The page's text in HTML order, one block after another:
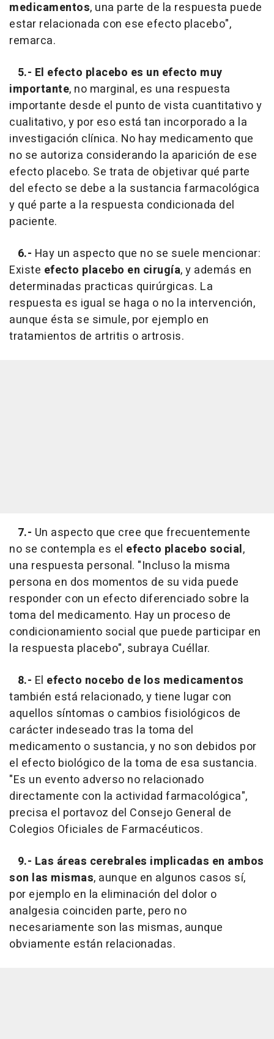
medicamentos, una parte de la respuesta puede
estar relacionada con ese efecto placebo",
remarca.
5.- El efecto placebo es un efecto muy
importante, no marginal, es una respuesta
importante desde el punto de vista cuantitativo y
cualitativo, y por eso está tan incorporado a la
investigación clínica. No hay medicamento que
no se autoriza considerando la aparición de ese
efecto placebo. Se trata de objetivar qué parte
del efecto se debe a la sustancia farmacológica
y qué parte a la respuesta condicionada del
paciente.
6.- Hay un aspecto que no se suele mencionar:
Existe efecto placebo en cirugía, y además en
determinadas practicas quirúrgicas. La
respuesta es igual se haga o no la intervención,
aunque ésta se simule, por ejemplo en
tratamientos de artritis o artrosis.
7.- Un aspecto que cree que frecuentemente
no se contempla es el efecto placebo social,
una respuesta personal. "Incluso la misma
persona en dos momentos de su vida puede
responder con un efecto diferenciado sobre la
toma del medicamento. Hay un proceso de
condicionamiento social que puede participar en
la respuesta placebo", subraya Cuéllar.
8.- El efecto nocebo de los medicamentos
también está relacionado, y tiene lugar con
aquellos síntomas o cambios fisiológicos de
carácter indeseado tras la toma del
medicamento o sustancia, y no son debidos por
el efecto biológico de la toma de esa sustancia.
"Es un evento adverso no relacionado
directamente con la actividad farmacológica",
precisa el portavoz del Consejo General de
Colegios Oficiales de Farmacéuticos.
9.- Las áreas cerebrales implicadas en ambos
son las mismas, aunque en algunos casos sí,
por ejemplo en la eliminación del dolor o
analgesia coinciden parte, pero no
necesariamente son las mismas, aunque
obviamente están relacionadas.